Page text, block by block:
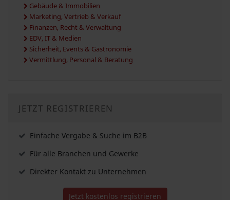
Gebäude & Immobilien
Marketing, Vertrieb & Verkauf
Finanzen, Recht & Verwaltung
EDV, IT & Medien
Sicherheit, Events & Gastronomie
Vermittlung, Personal & Beratung
JETZT REGISTRIEREN
Einfache Vergabe & Suche im B2B
Für alle Branchen und Gewerke
Direkter Kontakt zu Unternehmen
Jetzt kostenlos registrieren